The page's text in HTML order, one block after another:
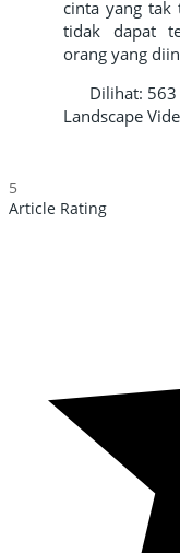
cinta yang tak
tidak dapat
orang yang
Dilihat: 563
Landscape
5
Article Rating